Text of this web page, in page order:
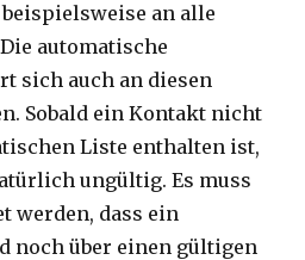
an alle
automatische
sich auch an diesen
Sobald ein Kontakt nicht
Liste enthalten ist,
ungültig. Es muss
werden, dass ein
noch über einen gültigen